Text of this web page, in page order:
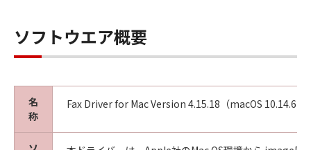
渡、販売、頒布、賃貸、リースもしくは貸与す
ること、または複製もしくは翻訳することはで
お客様は、「許諾ソフトウェア」を、各種法令
等に違反する行為または公序良俗に反する行為
ソフトウエア概要
名
称
Fax Driver for Mac Version 4.15.18（macOS 10.14.6 -